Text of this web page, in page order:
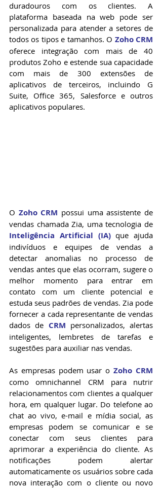
duradouros com os clientes. A
plataforma baseada na web pode ser
personalizada para atender a setores de
todos os tipos e tamanhos. O Zoho CRM
oferece integração com mais de 40
produtos Zoho e estende sua capacidade
com mais de 300 extensões de
aplicativos de terceiros, incluindo G
Suite, Office 365, Salesforce e outros
aplicativos populares.
O Zoho CRM possui uma assistente de
Inteligência Artificial (IA) que ajuda
indivíduos e equipes de vendas a
detectar anomalias no processo de
vendas antes que elas ocorram, sugere o
melhor momento para entrar em
contato com um cliente potencial e
estuda seus padrões de vendas. Zia pode
fornecer a cada representante de vendas
dados de CRM personalizados, alertas
inteligentes, lembretes de tarefas e
sugestões para auxiliar nas vendas.
As empresas podem usar o Zoho CRM
como omnichannel CRM para nutrir
relacionamentos com clientes a qualquer
hora, em qualquer lugar. Do telefone ao
chat ao vivo, e-mail e mídia social, as
empresas podem se comunicar e se
conectar com seus clientes para
aprimorar a experiência do cliente. As
notificações podem alertar
automaticamente os usuários sobre cada
nova interação com o cliente ou novo